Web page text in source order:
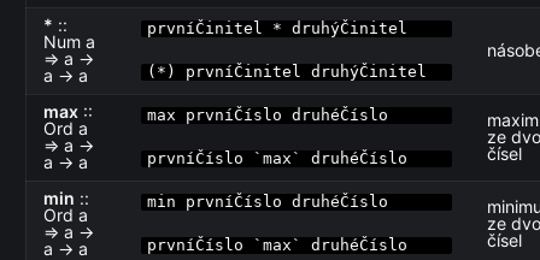
* ::
Num a
⇒ a →
a → a
prvníČinitel * druhýČinitel
(*) prvníČinitel druhýČinitel
max ::
Ord a
⇒ a →
a → a
max prvníČíslo druhéČíslo
prvníČíslo `max` druhéČíslo
ze
čísel
min ::
Ord a
⇒ a →
a → a
min prvníČíslo druhéČíslo
prvníČíslo `max` druhéČíslo
ze
čísel